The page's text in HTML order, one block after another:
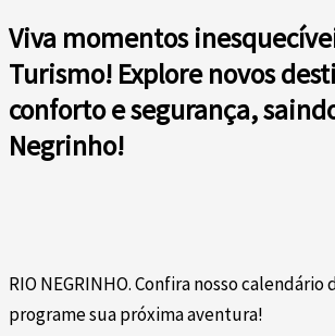
Viva momentos
Turismo! Explore novos
conforto e segurança,
Negrinho!
RIO NEGRINHO. Confira nosso calendário
programe sua próxima aventura!